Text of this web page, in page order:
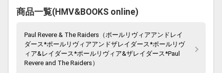
商品一覧(HMV&BOOKS online)
Paul Revere & The Raiders（ポールリヴィアアンドレイ
ダース*ポールリヴィアアンドザレイダース*ポールリヴ
ィア&レイダース*ポールリヴィア&ザレイダース*Paul
Revere and The Raiders）